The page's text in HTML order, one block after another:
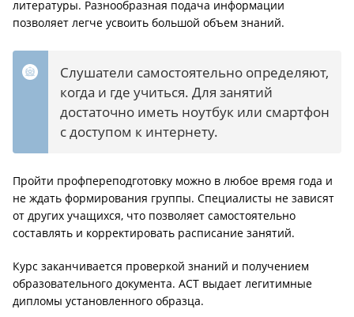
литературы. Разнообразная подача информации
позволяет легче усвоить большой объем знаний.
Слушатели самостоятельно определяют,
когда и где учиться. Для занятий
достаточно иметь ноутбук или смартфон
с доступом к интернету.
Пройти профпереподготовку можно в любое время года и
не ждать формирования группы. Специалисты не зависят
от других учащихся, что позволяет самостоятельно
составлять и корректировать расписание занятий.
Курс заканчивается проверкой знаний и получением
образовательного документа. АСТ выдает легитимные
дипломы установленного образца.